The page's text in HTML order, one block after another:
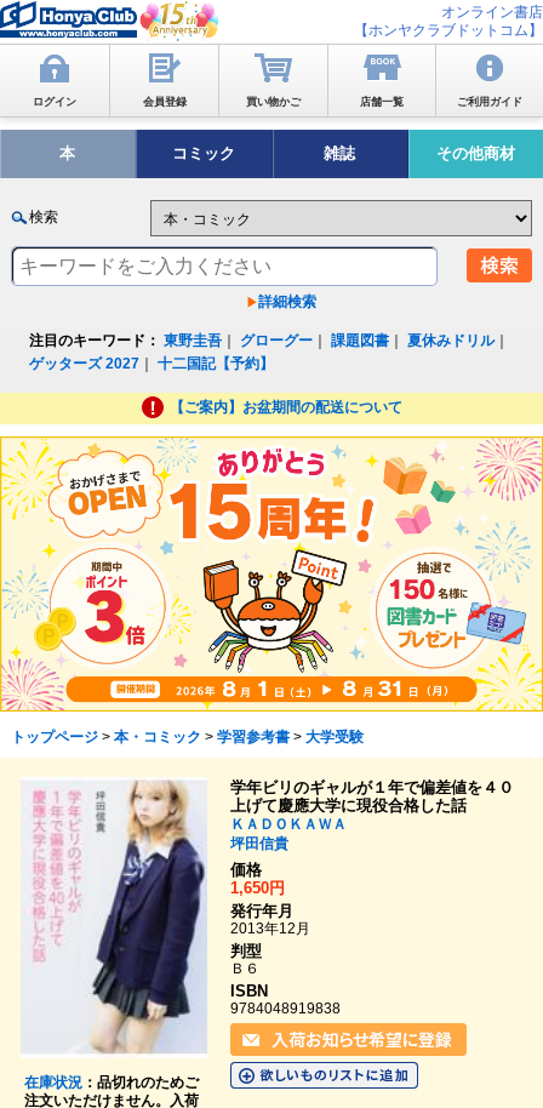
オンライン書店
【ホンヤクラブドットコム】
ログイン 会員登録 買い物かご 店舗一覧 ご利用ガイド
本 コミック 雑誌 その他商材
検索
詳細検索
注目のキーワード： 東野圭吾 グローグー ｜課題図書 ｜夏休みドリル｜
ゲッターズ 2027 ｜十二国記【予約】
【ご案内】お盆期間の配送について
トップページ> 本・コミック > 学習参考書> 大学受験
在庫状況：品切れのためご
注文いただけません。入荷
学年ビリのギャルが１年で偏差値を４０
上げて慶應大学に現役合格した話
ＫＡＤＯＫＡＷＡ
坪田信貴
価格
1,650円
発行年月
2013年12月
判型
Ｂ６
ISBN
9784048919838